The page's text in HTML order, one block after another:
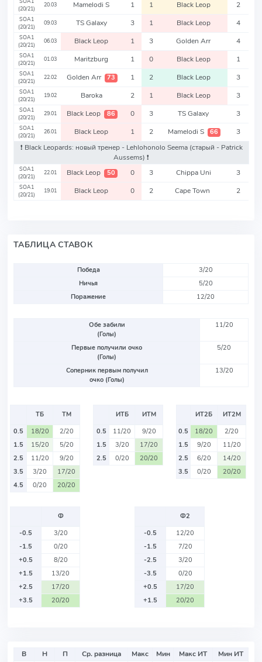
(20/21)
20.03 Mamelodi S 1 1 Black Leop 2
SOA1
(20/21)
09.03 TS Galaxy 3 1 Black Leop 4
SOA1
(20/21)
06.03 Black Leop 1 3 Golden Arr 4
SOA1
(20/21)
01.03 Maritzburg 1 0 Black Leop 1
SOA1
(20/21)
22.02 Golden Arr 73 1 2 Black Leop 3
SOA1
(20/21)
19.02 Baroka 2 1 Black Leop 3
SOA1
(20/21)
29.01 Black Leop 86 0 3 TS Galaxy 3
SOA1
(20/21)
26.01 Black Leop 1 2 Mamelodi S 66
3
❗️ Black Leopards: новый тренер - Lehlohonolo Seema (старый - Patrick
Aussems) ❗️
SOA1
(20/21)
22.01 Black Leop 50 0 3 Chippa Uni 3
SOA1
(20/21)
19.01 Black Leop 0 2 Cape Town 2
ТАБЛИЦА СТАВОК
Победа
3/20
Ничья
5/20
Поражение
12/20
Обе забили
(Голы)
11/20
Первые получили очко
(Голы)
5/20
Соперник первым получил
очко (Голы)
13/20
ТБ
ТМ
0.5
18/20
2/20
1.5
15/20
5/20
2.5
11/20
9/20
3.5
3/20
17/20
4.5
0/20 20/20
ИТБ
ИТМ
0.5
11/20
9/20
1.5
3/20
17/20
2.5
0/20 20/20
ИТ2Б
ИТ2М
0.5
18/20
2/20
1.5
9/20
11/20
2.5
6/20
14/20
3.5
0/20 20/20
Ф
-0.5
3/20
-1.5
0/20
+0.5
8/20
+1.5
13/20
+2.5
17/20
+3.5
20/20
Ф2
-0.5
12/20
-1.5
7/20
-2.5
3/20
-3.5
0/20
+0.5
17/20
+1.5
20/20
В Н П Ср. разница Макс Мин Макс ИТ
Мин ИТ